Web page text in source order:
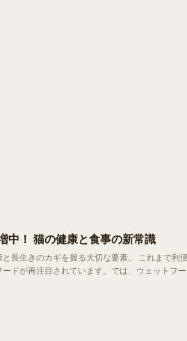
中！ 猫の健康と食事の新常識
これまで利便性やコストの面でドライフードがメインに選ばれてきまし
ドが再注目されています。では、ウェットフ